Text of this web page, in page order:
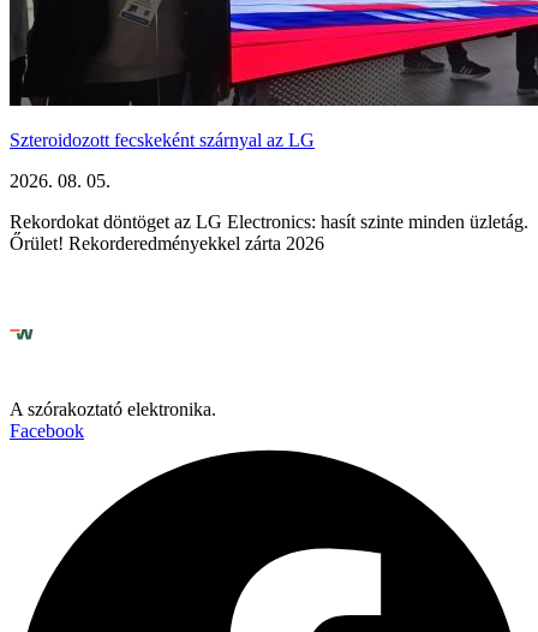
Szteroidozott fecskeként szárnyal az LG
2026. 08. 05.
Rekordokat döntöget az LG Electronics: hasít szinte minden üzletág.
Őrület! Rekorderedményekkel zárta 2026
A szórakoztató elektronika.
Facebook